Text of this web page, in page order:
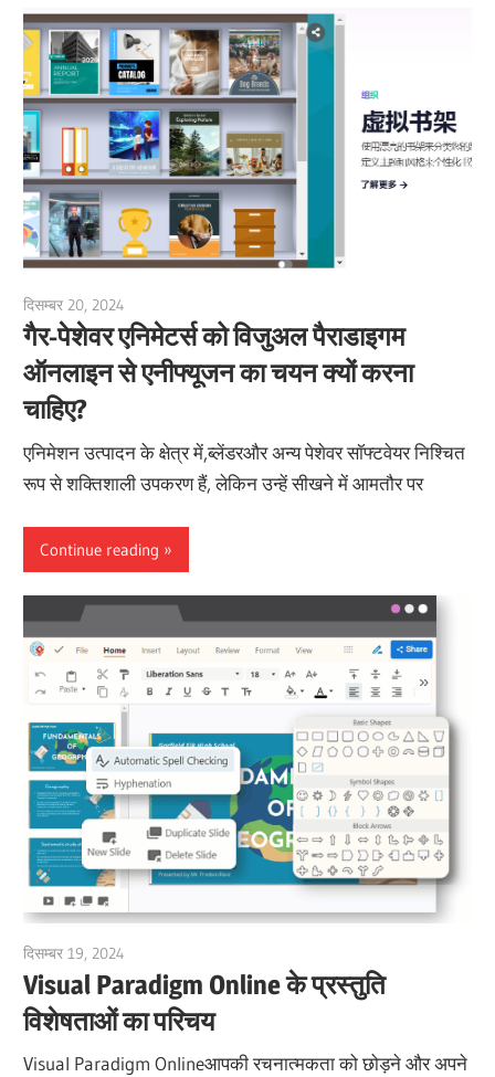
दिसम्बर 20, 2024
गैर-पेशेवर एनिमेटर्स को विजुअल पैराडाइगम
ऑनलाइन से एनीफ्यूजन का चयन क्यों करना
चाहिए?
एनिमेशन उत्पादन के क्षेत्र में,ब्लेंडरऔर अन्य पेशेवर सॉफ्टवेयर निश्चित
रूप से शक्तिशाली उपकरण हैं, लेकिन उन्हें सीखने में आमतौर पर
Continue reading
दिसम्बर 19, 2024
Visual Paradigm Online के प्रस्तुति
विशेषताओं का परिचय
Visual Paradigm Onlineआपकी रचनात्मकता को छोड़ने और अपने